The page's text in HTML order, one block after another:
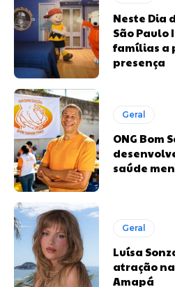
Neste Dia
São
famílias a
presença
Geral
ONG Bom
saúde
Geral
Luísa
atração
Amapá